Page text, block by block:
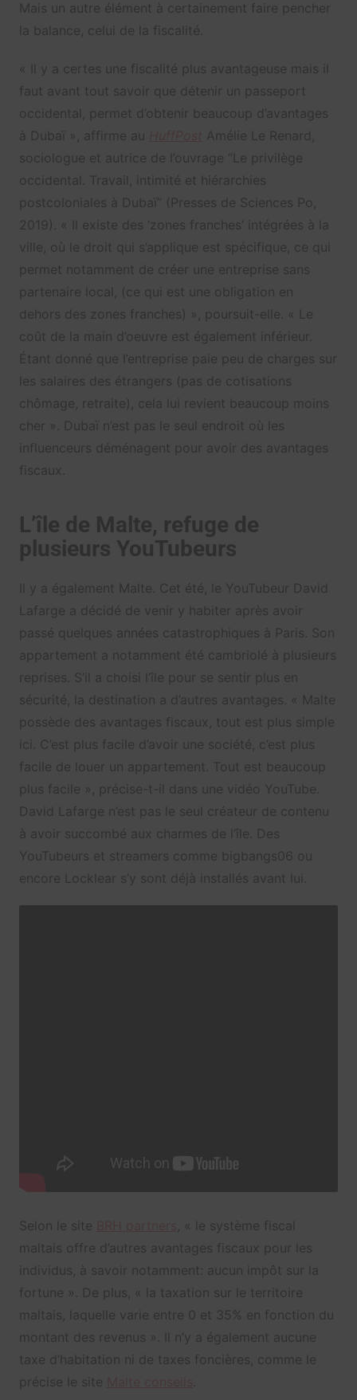
Mais un autre élément à certainement faire pencher
la balance, celui de la fiscalité.
« Il y a certes une fiscalité plus avantageuse mais il
faut avant tout savoir que détenir un passeport
occidental, permet d’obtenir beaucoup d’avantages
à Dubaï », affirme au
Amélie Le Renard,
sociologue et autrice de l’ouvrage “Le privilège
occidental. Travail, intimité et hiérarchies
postcoloniales à Dubaï” (Presses de Sciences Po,
2019). « Il existe des ‘zones franches’ intégrées à la
ville, où le droit qui s’applique est spécifique, ce qui
permet notamment de créer une entreprise sans
partenaire local, (ce qui est une obligation en
dehors des zones franches) », poursuit-elle. « Le
coût de la main d’oeuvre est également inférieur.
Étant donné que l’entreprise paie peu de charges sur
les salaires des étrangers (pas de cotisations
chômage, retraite), cela lui revient beaucoup moins
cher ». Dubaï n’est pas le seul endroit où les
influenceurs déménagent pour avoir des avantages
fiscaux.
L’île de Malte, refuge de
plusieurs YouTubeurs
Il y a également Malte. Cet été, le YouTubeur David
Lafarge a décidé de venir y habiter après avoir
passé quelques années catastrophiques à Paris. Son
appartement a notamment été cambriolé à plusieurs
reprises. S’il a choisi l’île pour se sentir plus en
sécurité, la destination a d’autres avantages. « Malte
possède des avantages fiscaux, tout est plus simple
ici. C’est plus facile d’avoir une société, c’est plus
facile de louer un appartement. Tout est beaucoup
plus facile », précise-t-il dans une vidéo YouTube.
David Lafarge n’est pas le seul créateur de contenu
à avoir succombé aux charmes de l’île. Des
YouTubeurs et streamers comme bigbangs06 ou
encore Locklear s’y sont déjà installés avant lui.
Selon le site
, « le système fiscal
maltais offre d’autres avantages fiscaux pour les
individus, à savoir notamment: aucun impôt sur la
fortune ». De plus, « la taxation sur le territoire
maltais, laquelle varie entre 0 et 35% en fonction du
montant des revenus ». Il n’y a également aucune
taxe d’habitation ni de taxes foncières, comme le
précise le site